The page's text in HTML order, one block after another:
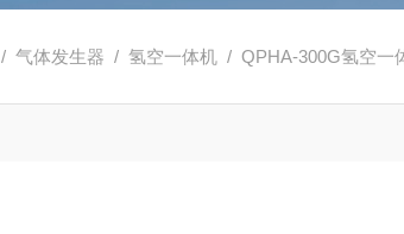
/气体发生器 /氢空一体机 / QPHA-300G氢空一